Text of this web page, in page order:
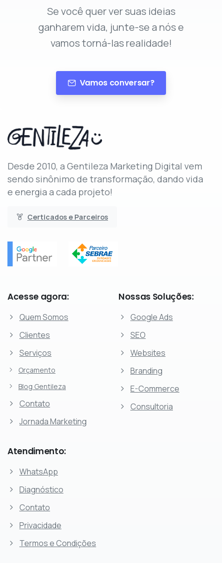
Se você quer ver suas ideias
ganharem vida, junte-se a nós e
vamos torná-las realidade!
Vamos conversar?
Desde 2010, a Gentileza Marketing Digital vem
sendo sinônimo de transformação, dando vida
e energia a cada projeto!
Certicados e Parceiros
Acesse agora:
Quem Somos
Clientes
Serviços
Orçamento
Blog Gentileza
Contato
Jornada Marketing
Nossas Soluções:
Google Ads
SEO
Websites
Branding
E-Commerce
Consultoria
Atendimento:
WhatsApp
Diagnóstico
Contato
Privacidade
Termos e Condições